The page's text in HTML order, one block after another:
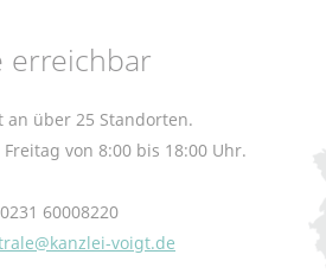
erreichbar
an über 25 Standorten.
von 8:00 bis 18:00 Uhr.
60008220
voigt.de